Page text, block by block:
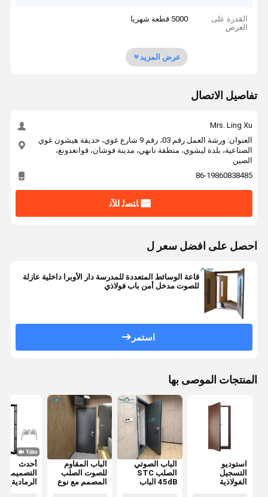
القدرة على
العرض
5000 قطعة شهريا
عرض المزيد
تفاصيل الاتصال
Mrs. Ling Xu
العنوان: ورشة العمل رقم 03، رقم 9 شارع غوي، حديقة هيشون غوي
الصناعية، بلدة ليشوي، منطقة نانهي، مدينة فوشان، قوانغدونغ،
الصين
86-19860838485
ﺎﺘﺼﻟ ﺍﻶﻧ
احصل على افضل سعر ل
قاعة الوسائط المتعددة للمدرسة دار الأوبرا داخلية عازلة
للصوت مدخل أمن باب فولاذي
استمر
المنتجات الموصى بها
استوديو
التسجيل
الفولاذية
الباب الصوتي
الصلب STC
45dB الباب
الباب المقاوم
للصوت الصلب
المصمم مع نوع
أحدث
التصميمات
الرمادية